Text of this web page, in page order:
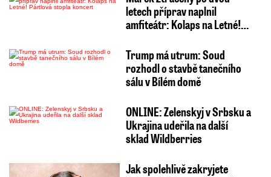
letech příprav naplnil
amfiteátr: Kolaps na Letné!…
Trump má utrum: Soud
rozhodl o stavbě tanečního
sálu v Bílém domě
ONLINE: Zelenskyj v Srbsku a
Ukrajina udeřila na další
sklad Wildberries
Jak spolehlivě zakryjete